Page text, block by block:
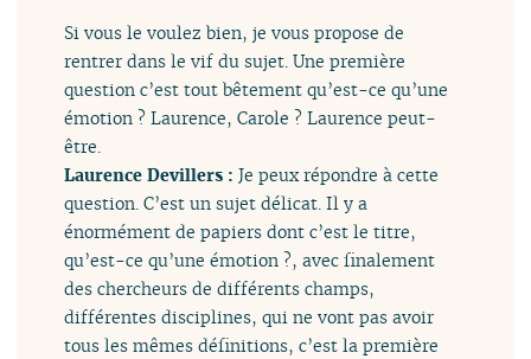
Si vous le voulez bien, je vous propose de
rentrer dans le vif du sujet. Une première
question c’est tout bêtement qu’est-ce qu’une
émotion ? Laurence, Carole ? Laurence peut-
être.
Laurence Devillers :Je peux répondre à cette
question. C’est un sujet délicat. Il y a
énormément de papiers dont c’est le titre,
qu’est-ce qu’une émotion ?, avec finalement
des chercheurs de différents champs,
différentes disciplines, qui ne vont pas avoir
tous les mêmes définitions, c’est la première